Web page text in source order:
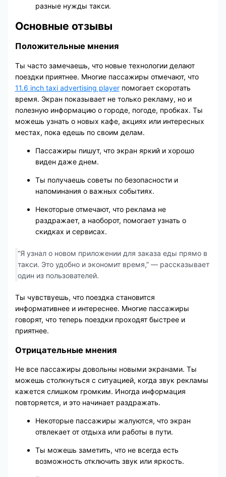
разные нужды такси.
Основные отзывы
Положительные мнения
Ты часто замечаешь, что новые технологии делают
поездки приятнее. Многие пассажиры отмечают, что
11.6 inch taxi advertising playerпомогает скоротать
время. Экран показывает не только рекламу, но и
полезную информацию о городе, погоде, пробках. Ты
можешь узнать о новых кафе, акциях или интересных
местах, пока едешь по своим делам.
Пассажиры пишут, что экран яркий и хорошо
виден даже днем.
Ты получаешь советы по безопасности и
напоминания о важных событиях.
Некоторые отмечают, что реклама не
раздражает, а наоборот, помогает узнать о
скидках и сервисах.
“Я узнал о новом приложении для заказа еды прямо в
такси. Это удобно и экономит время,” — рассказывает
один из пользователей.
Ты чувствуешь, что поездка становится
информативнее и интереснее. Многие пассажиры
говорят, что теперь поездки проходят быстрее и
приятнее.
Отрицательные мнения
Не все пассажиры довольны новыми экранами. Ты
можешь столкнуться с ситуацией, когда звук рекламы
кажется слишком громким. Иногда информация
повторяется, и это начинает раздражать.
Некоторые пассажиры жалуются, что экран
отвлекает от отдыха или работы в пути.
Ты можешь заметить, что не всегда есть
возможность отключить звук или яркость.